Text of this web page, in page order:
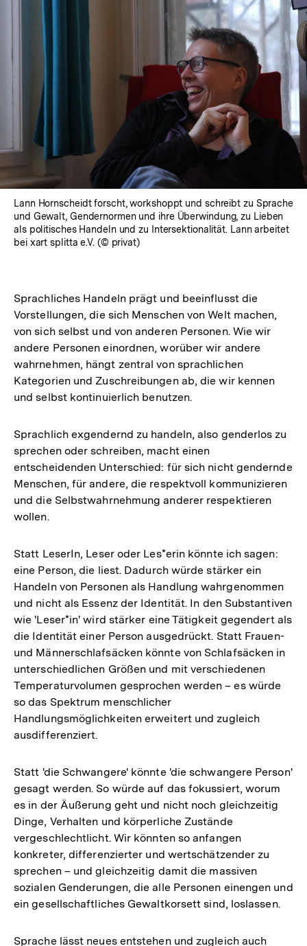
Lann Hornscheidt forscht, workshoppt und schreibt zu Sprache
und Gewalt, Gendernormen und ihre Überwindung, zu Lieben
als politisches Handeln und zu Intersektionalität. Lann arbeitet
bei xart splitta e.V. (© privat)
Sprachliches Handeln prägt und beeinflusst die
Vorstellungen, die sich Menschen von Welt machen,
von sich selbst und von anderen Personen. Wie wir
andere Personen einordnen, worüber wir andere
wahrnehmen, hängt zentral von sprachlichen
Kategorien und Zuschreibungen ab, die wir kennen
und selbst kontinuierlich benutzen.
Sprachlich exgendernd zu handeln, also genderlos zu
sprechen oder schreiben, macht einen
entscheidenden Unterschied: für sich nicht gendernde
Menschen, für andere, die respektvoll kommunizieren
und die Selbstwahrnehmung anderer respektieren
wollen.
Statt LeserIn, Leser oder Les*erin könnte ich sagen:
eine Person, die liest. Dadurch würde stärker ein
Handeln von Personen als Handlung wahrgenommen
und nicht als Essenz der Identität. In den Substantiven
wie 'Leser*in' wird stärker eine Tätigkeit gegendert als
die Identität einer Person ausgedrückt. Statt Frauen-
und Männerschlafsäcken könnte von Schlafsäcken in
unterschiedlichen Größen und mit verschiedenen
Temperaturvolumen gesprochen werden – es würde
so das Spektrum menschlicher
Handlungsmöglichkeiten erweitert und zugleich
ausdifferenziert.
Statt 'die Schwangere' könnte 'die schwangere Person'
gesagt werden. So würde auf das fokussiert, worum
es in der Äußerung geht und nicht noch gleichzeitig
Dinge, Verhalten und körperliche Zustände
vergeschlechtlicht. Wir könnten so anfangen
konkreter, differenzierter und wertschätzender zu
sprechen – und gleichzeitig damit die massiven
sozialen Genderungen, die alle Personen einengen und
ein gesellschaftliches Gewaltkorsett sind, loslassen.
Sprache lässt neues entstehen und zugleich auch